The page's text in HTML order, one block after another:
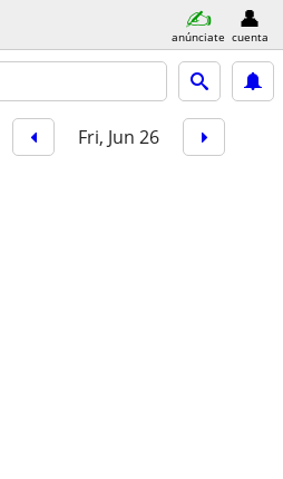
anúnciate cuenta
Fri, Jun 26